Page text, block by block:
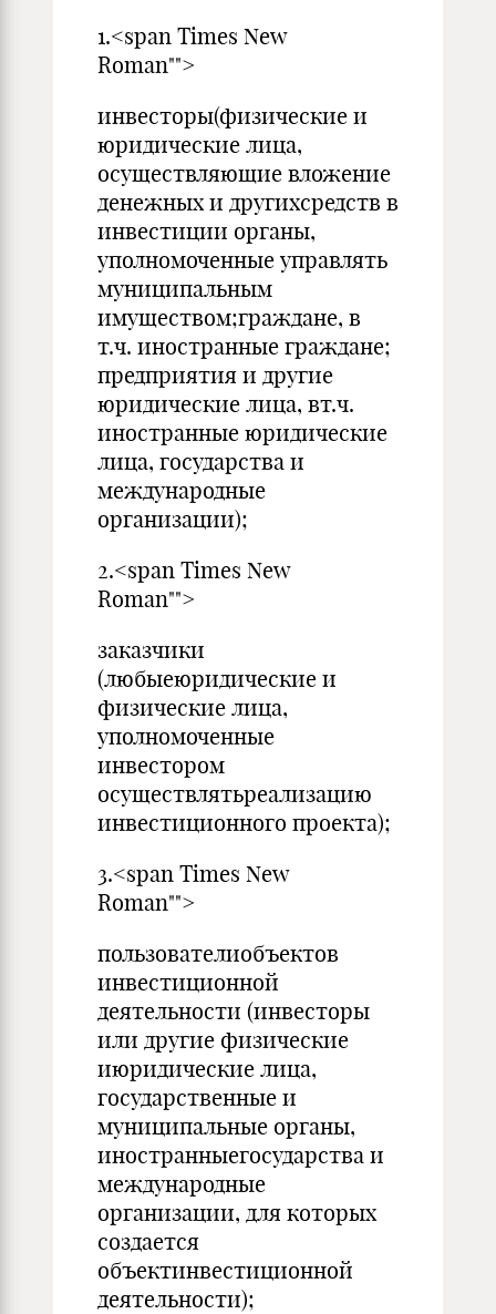
1.<span Times New
Roman"">
инвесторы(физические и
юридические лица,
осуществляющие вложение
денежных и другихсредств в
инвестиции органы,
уполномоченные управлять
муниципальным
имуществом;граждане, в
т.ч. иностранные граждане;
предприятия и другие
юридические лица, вт.ч.
иностранные юридические
лица, государства и
международные
организации);
2.<span Times New
Roman"">
заказчики
(любыеюридические и
физические лица,
уполномоченные
инвестором
осуществлятьреализацию
инвестиционного проекта);
3.<span Times New
Roman"">
пользователиобъектов
инвестиционной
деятельности (инвесторы
или другие физические
июридические лица,
государственные и
муниципальные органы,
иностранныегосударства и
международные
организации, для которых
создается
объектинвестиционной
деятельности);